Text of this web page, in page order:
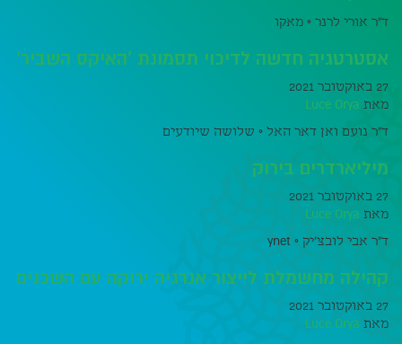
ד"ר אורי לרנר ◦ מאקו
אסטרטגיה חדשה לדיכוי תסמונת 'האיקס השביר'
27 באוקטובר 2021
מאת Luce Orya
ד"ר נועם ואן דאר האל ◦ שלושה שיודעים
מיליארדרים בירוק
27 באוקטובר 2021
מאת Luce Orya
ד״ר אבי לובצ'יק ◦ ynet
קהילה מחשמלת לייצור אנרגיה ירוקה עם השכנים
27 באוקטובר 2021
מאת Luce Orya